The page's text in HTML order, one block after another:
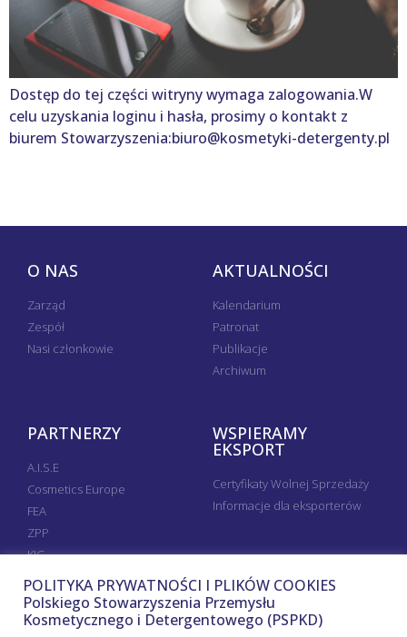
Dostęp do tej części witryny wymaga zalogowania.W
celu uzyskania loginu i hasła, prosimy o kontakt z
biurem Stowarzyszenia:biuro@kosmetyki-detergenty.pl
O NAS
Zarząd
Zespół
Nasi członkowie
AKTUALNOŚCI
Kalendarium
Patronat
Publikacje
Archiwum
PARTNERZY
A.I.S.E
Cosmetics Europe
FEA
ZPP
KIG
WSPIERAMY
EKSPORT
Certyfikaty Wolnej Sprzedaży
Informacje dla eksporterów
POLITYKA PRYWATNOŚCI I PLIKÓW COOKIES
Polskiego Stowarzyszenia Przemysłu
Kosmetycznego i Detergentowego (PSPKD)